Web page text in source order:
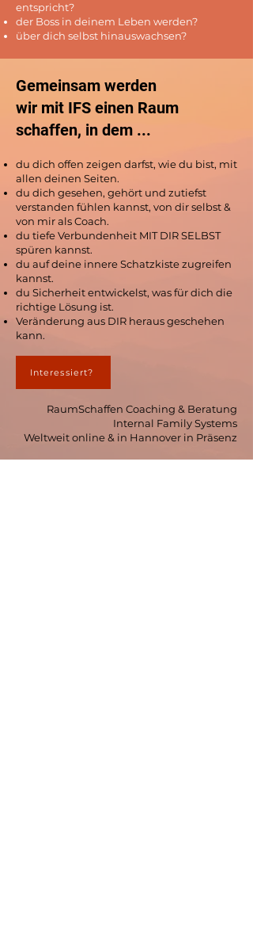
entspricht?
der Boss in deinem Leben werden?
über dich selbst hinauswachsen?
Gemeinsam werden
wir mit IFS einen Raum
schaffen, in dem ...
du dich offen zeigen darfst, wie du bist, mit
allen deinen Seiten.
du dich gesehen, gehört und zutiefst
verstanden fühlen kannst, von dir selbst &
von mir als Coach.
du tiefe Verbundenheit MIT DIR SELBST
spüren kannst.
du auf deine innere Schatzkiste zugreifen
kannst.
du Sicherheit entwickelst, was für dich die
richtige Lösung ist.
Veränderung aus DIR heraus geschehen
kann.
Interessiert?
RaumSchaffen Coaching & Beratung
Internal Family Systems
Weltweit online & in Hannover in Präsenz